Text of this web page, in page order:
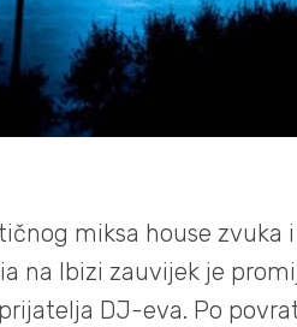
miksa house zvuka
na Ibizi zauvijek je
DJ-eva. Po